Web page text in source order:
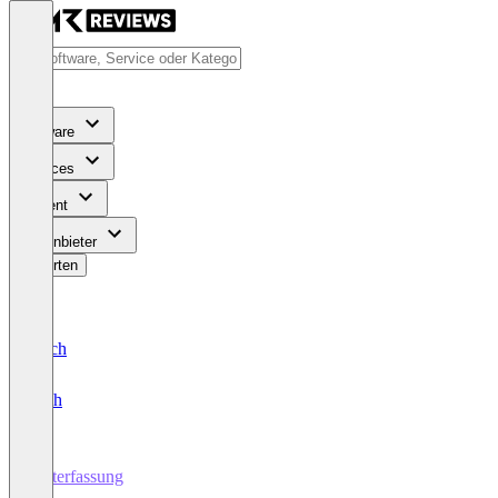
Software
Services
Content
Für Anbieter
Bewerten
Deutsch
English
Zeiterfassung